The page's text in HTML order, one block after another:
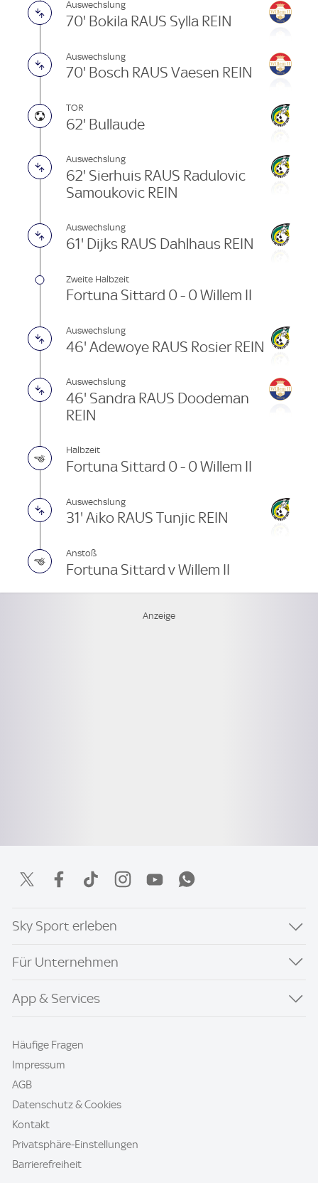
Auswechslung
70' Bokila RAUS Sylla REIN
Auswechslung
70' Bosch RAUS Vaesen REIN
TOR
62' Bullaude
Auswechslung
62' Sierhuis RAUS Radulovic
Samoukovic REIN
Auswechslung
61' Dijks RAUS Dahlhaus REIN
Zweite Halbzeit
Fortuna Sittard 0 - 0 Willem II
Auswechslung
46' Adewoye RAUS Rosier REIN
Auswechslung
46' Sandra RAUS Doodeman
REIN
Halbzeit
Fortuna Sittard 0 - 0 Willem II
Auswechslung
31' Aiko RAUS Tunjic REIN
Anstoß
Fortuna Sittard v Willem II
Sky Sport erleben
Für Unternehmen
App & Services
Häufige Fragen
Impressum
AGB
Datenschutz & Cookies
Kontakt
Privatsphäre-Einstellungen
Barrierefreiheit